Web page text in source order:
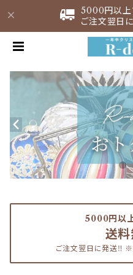
5000円以上
ご注文翌日
5000円以
送料
ご注文翌日に発送‼︎